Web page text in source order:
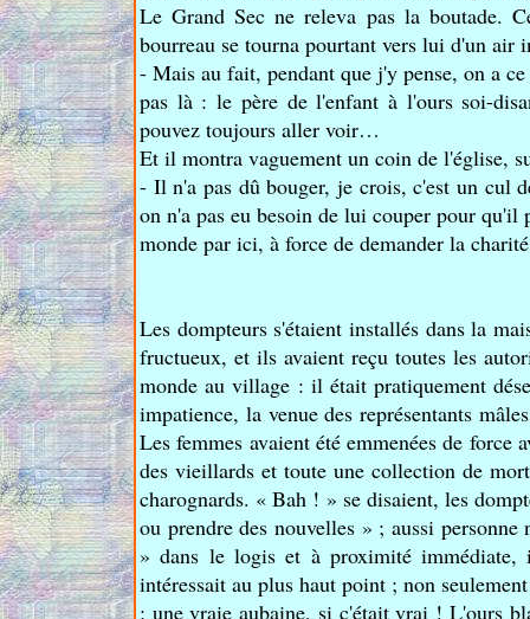
Le Grand Sec ne releva pas la boutade.
bourreau se tourna pourtant vers lui d'un
- Mais au fait, pendant que j'y pense, on a
pas là : le père de l'enfant à l'ours soi-
pouvez toujours aller voir…
Et il montra vaguement un coin de l'église,
- Il n'a pas dû bouger, je crois, c'est un cul
on n'a pas eu besoin de lui couper pour
monde par ici, à force de demander la
Les dompteurs s'étaient installés dans la
fructueux, et ils avaient reçu toutes les
monde au village : il était pratiquement
impatience, la venue des représentants
Les femmes avaient été emmenées de
des vieillards et toute une collection de
charognards. « Bah ! » se disaient, les
ou prendre des nouvelles » ; aussi
» dans le logis et à proximité
intéressait au plus haut point ; non
: une vraie aubaine, si c'était vrai ! L'ours